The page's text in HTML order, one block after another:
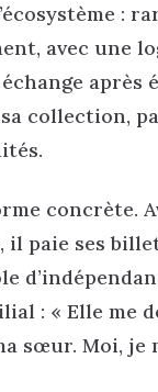
:
avec une
après
collection,
concrète.
paie ses
: « Elle me
sœur. Moi, je